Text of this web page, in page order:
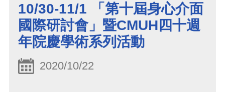
10/30-11/1 「第十屆身心介面
國際研討會」暨CMUH四十週
年院慶學術系列活動
2020/10/22